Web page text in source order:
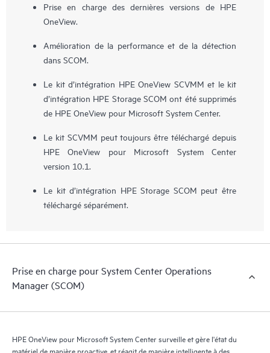
Prise en charge des dernières versions de HPE
OneView.
Amélioration de la performance et de la détection
dans SCOM.
Le kit d’intégration HPE OneView SCVMM et le kit
d’intégration HPE Storage SCOM ont été supprimés
de HPE OneView pour Microsoft System Center.
Le kit SCVMM peut toujours être téléchargé depuis
HPE OneView pour Microsoft System Center
version 10.1.
Le kit d’intégration HPE Storage SCOM peut être
téléchargé séparément.
Prise en charge pour System Center Operations
Manager (SCOM)
HPE OneView pour Microsoft System Center surveille et gère l'état du
matériel de manière proactive, et réagit de manière intelligente à des